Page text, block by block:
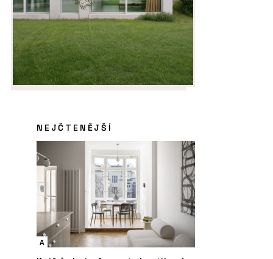
NEJČTENĚJŠÍ
A